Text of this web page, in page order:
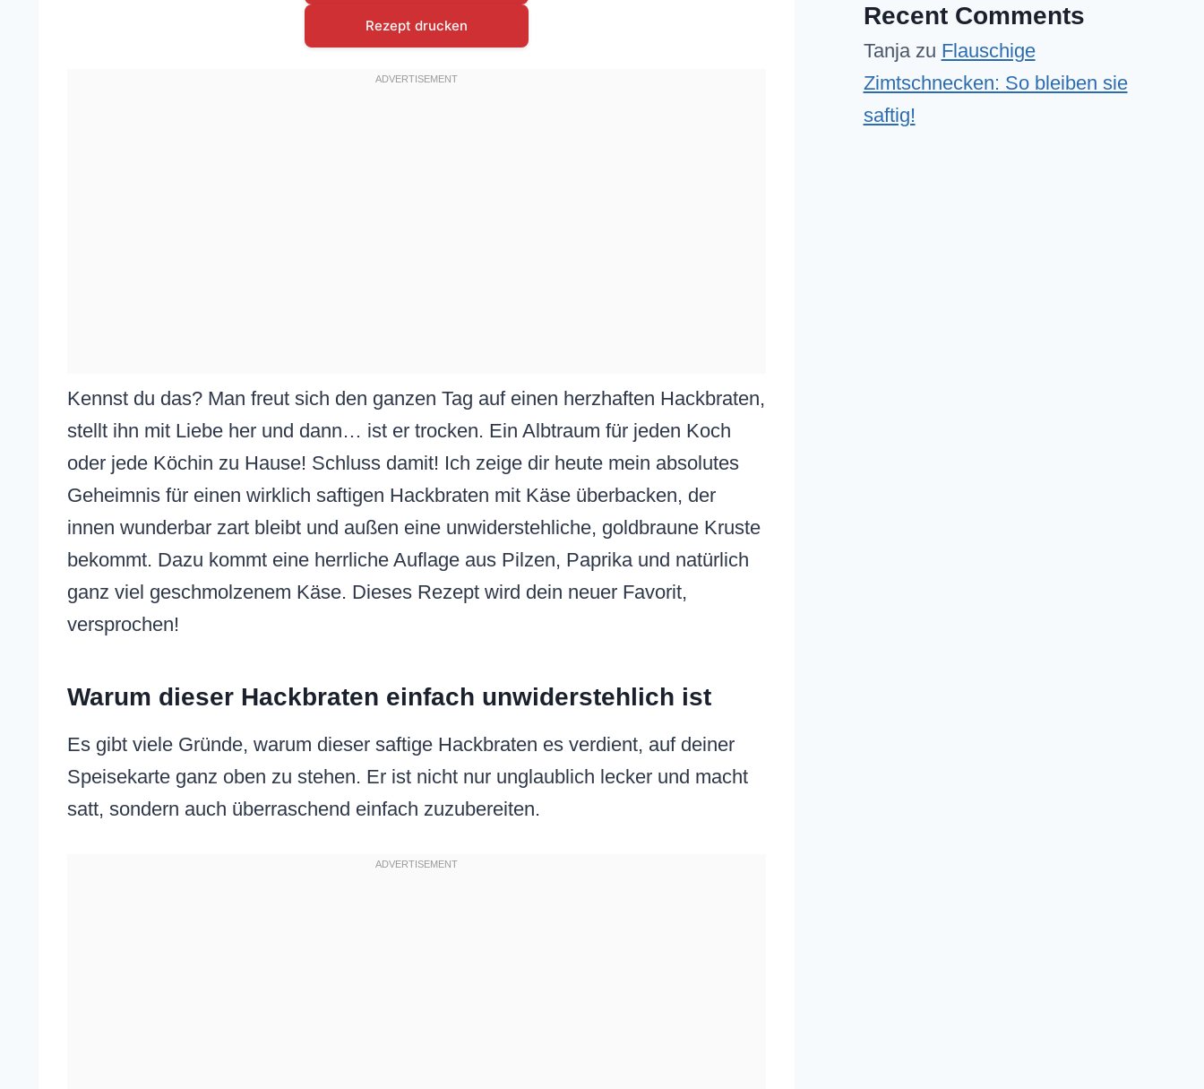
Rezept drucken
Kennst du das? Man freut sich den ganzen Tag auf einen herzhaften Hackbraten,
stellt ihn mit Liebe her und dann… ist er trocken. Ein Albtraum für jeden Koch
oder jede Köchin zu Hause! Schluss damit! Ich zeige dir heute mein absolutes
Geheimnis für einen wirklich saftigen Hackbraten mit Käse überbacken, der
innen wunderbar zart bleibt und außen eine unwiderstehliche, goldbraune Kruste
bekommt. Dazu kommt eine herrliche Auflage aus Pilzen, Paprika und natürlich
ganz viel geschmolzenem Käse. Dieses Rezept wird dein neuer Favorit,
versprochen!
Warum dieser Hackbraten einfach unwiderstehlich ist
Es gibt viele Gründe, warum dieser saftige Hackbraten es verdient, auf deiner
Speisekarte ganz oben zu stehen. Er ist nicht nur unglaublich lecker und macht
satt, sondern auch überraschend einfach zuzubereiten.
Recent Comments
Tanjazu Flauschige
Zimtschnecken: So bleiben sie
saftig!